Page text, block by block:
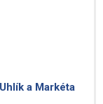
a Markéta